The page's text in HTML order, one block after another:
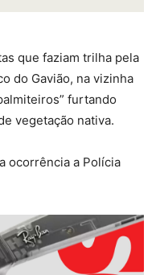
que faziam trilha pela
do Gavião, na vizinha
furtando
vegetação nativa.
ocorrência a Polícia